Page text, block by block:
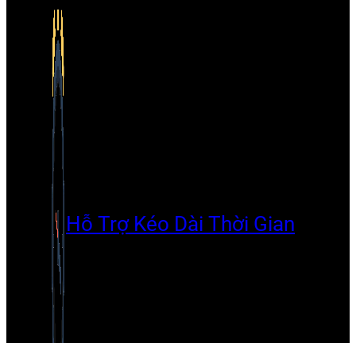
Hỗ Trợ Kéo Dài Thời Gian